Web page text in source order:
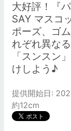
大好評！『
SAY マスコ
ポーズ、ゴ
れぞれ異な
「スンスン
けしよう♪
提供開始日:
約12cm